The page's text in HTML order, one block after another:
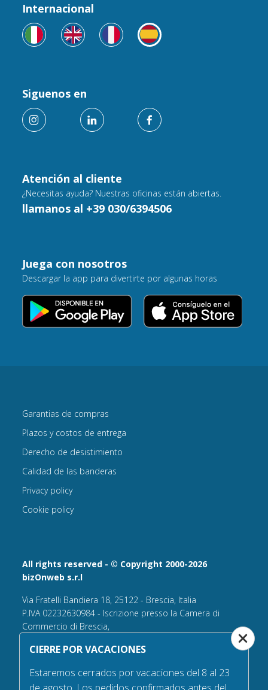
Atención al cliente
¿Necesitas ayuda? Nuestras oficinas están abiertas.
llamanos al +39 030/6394506
Internacional
Siguenos en
Juega con nosotros
Descargar la app para divertirte por algunas horas
All rights reserved - © Copyright 2000-2026
bizOnweb s.r.l
Via Fratelli Bandiera 18, 25122 - Brescia, Italia
P.IVA 02232630984 - Iscrizione presso la Camera di
Commercio di Brescia,
n° REA 432569 Capitale sociale versato Euro 25.000,00.
Email:info@bandiere.it
Garantias de compras
Plazos y costos de entrega
Derecho de desistimiento
Calidad de las banderas
Privacy policy
Cookie policy
CIERRE POR VACACIONES
Estaremos cerrados por vacaciones del 8 al 23